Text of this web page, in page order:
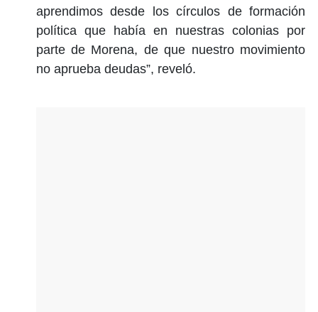
aprendimos desde los círculos de formación
política que había en nuestras colonias por
parte de Morena, de que nuestro movimiento
no aprueba deudas”, reveló.